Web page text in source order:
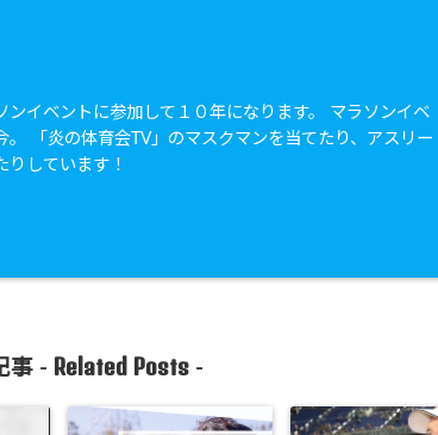
ンイベントに参加して１０年になります。 マラソンイベ
。 「炎の体育会TV」のマスクマンを当てたり、アスリー
りしています！
事 - Related Posts-